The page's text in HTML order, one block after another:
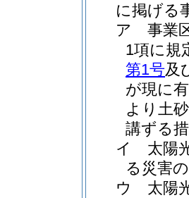
に掲げる
ア
事業
1項に規
第1号及
が現に
より土
講ずる
イ
太陽
る災害
ウ
太陽